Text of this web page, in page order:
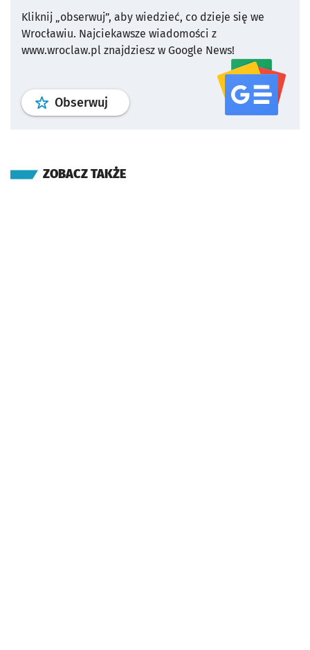
Kliknij „obserwuj”, aby wiedzieć, co dzieje się we
Wrocławiu. Najciekawsze wiadomości z
www.wroclaw.pl znajdziesz w Google News!
Obserwuj profil serwisu
ZOBACZ TAKŻE